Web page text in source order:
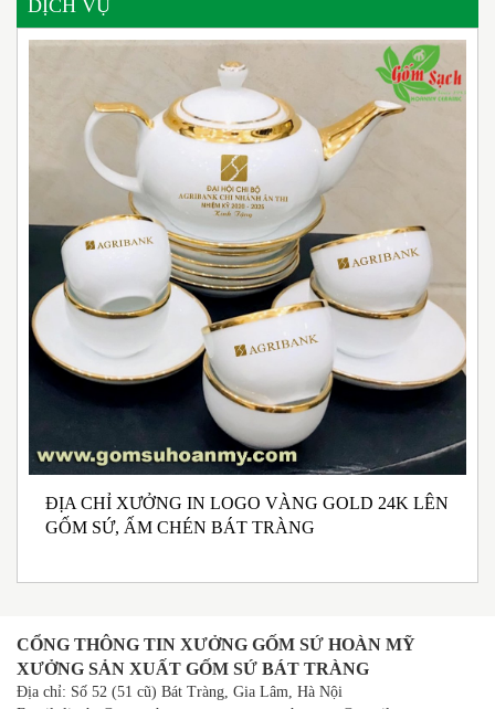
DỊCH VỤ
ĐỊA CHỈ XƯỞNG IN LOGO VÀNG GOLD 24K LÊN
GỐM SỨ, ẤM CHÉN BÁT TRÀNG
CỔNG THÔNG TIN XƯỞNG GỐM SỨ HOÀN MỸ
XƯỞNG SẢN XUẤT GỐM SỨ BÁT TRÀNG
Địa chỉ: Số 52 (51 cũ) Bát Tràng, Gia Lâm, Hà Nội